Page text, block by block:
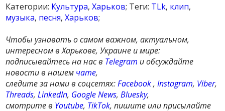
Категории: Культура,Харьков; Теги: TLk, клип,
музыка, песня,Харьков;
Чтобы узнавать о самом важном, актуальном,
интересном в Харькове, Украине и мире:
подписывайтесь на нас в Telegram и обсуждайте
новости в нашем чате,
следите за нами в соцсетях:Facebook,Instagram, Viber,
Threads,LinkedIn, Google News,Bluesky,
смотрите в Youtube, TikTok, пишите или присылайте